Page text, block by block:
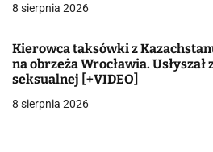
p
i
8 sierpnia 2026
Kierowca taksówki z
na obrzeża Wrocławia.
seksualnej [+VIDEO]
8 sierpnia 2026